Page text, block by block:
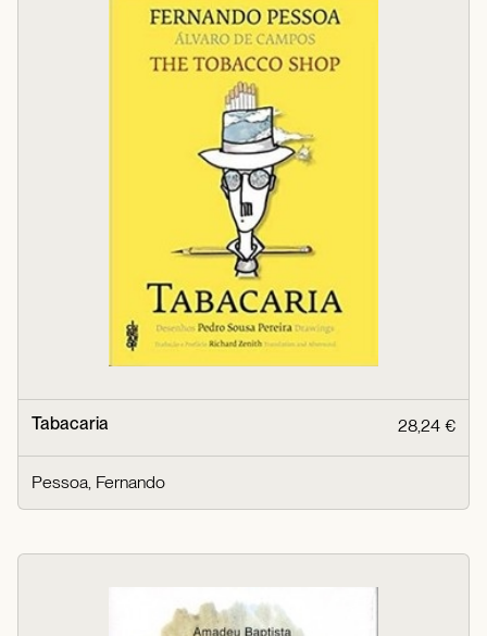
Tabacaria 28,24 €
Pessoa, Fernando